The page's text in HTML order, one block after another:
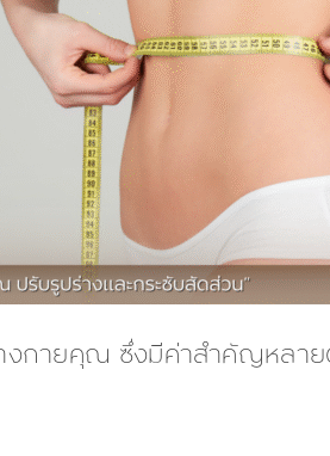
กายคุณ ซึ่งมีค่าสำคัญหลาย